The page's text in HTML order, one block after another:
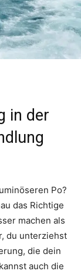
in der
Po?
das Richtige
machen als
du unterziehst
die dein
auch die